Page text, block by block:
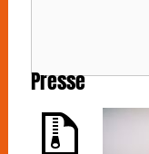
Presse